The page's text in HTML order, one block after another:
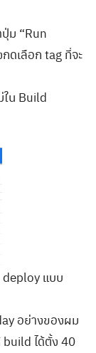
ม “Run
ดเลือก tag ที่จะ
ใน Build
deploy แบบ
อย่างของผม
build ได้ตั้ง 40